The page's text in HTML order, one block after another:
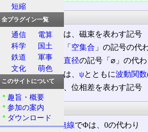
科学
電磁気学でφは、磁束を表わす記号
数学
でφは、「 空集合 」の記号の代
数学でφは、 直径の記号「⌀」の代
量子力学でφは、 ψとともに波動関数
物理学でφは、位相差を表わす記号
通信
アマチュア無線でΦは、0の代わり
短縮
全プラグイン一覧
通信
電算
科学
国土
鉄道
軍事
文化
萌色
このサイトについて
趣旨・概要
参加の案内
ダウンロード